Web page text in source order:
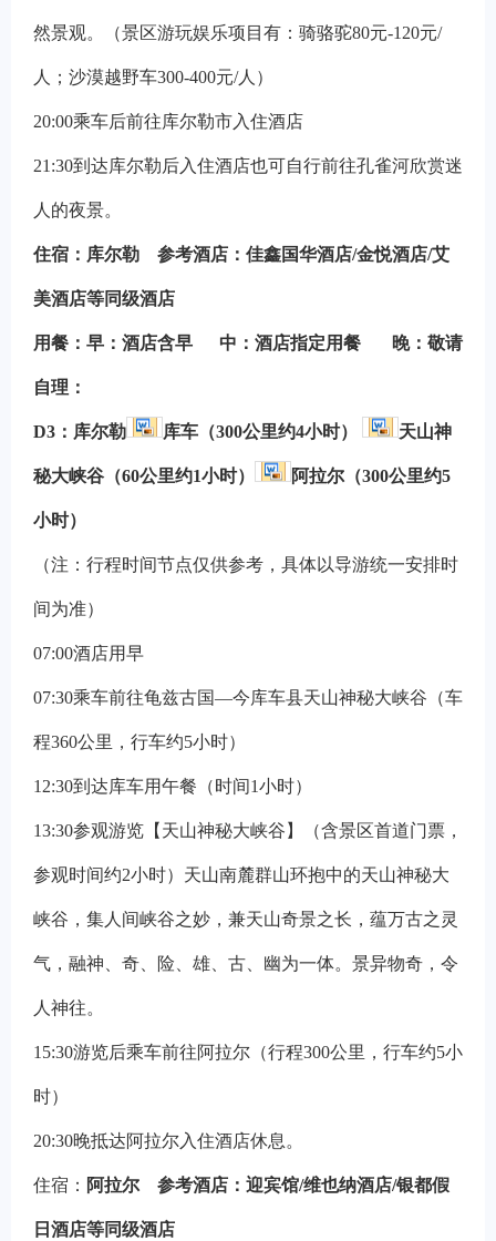
然景观。（景区游玩娱乐项目有：骑骆驼80元-120元/
人；沙漠越野车300-400元/人）
20:00乘车后前往库尔勒市入住酒店
21:30到达库尔勒后入住酒店也可自行前往孔雀河欣赏迷
人的夜景。
住宿：库尔勒 参考酒店：佳鑫国华酒店/金悦酒店/艾
美酒店等同级酒店
用餐：早：酒店含早 中：酒店指定用餐 晚：敬请
自理：
D3 ： 库尔勒 库车（300公里约4小时） 天山神
秘大峡谷（60公里约1小时） 阿拉尔（300公里约5
小时）
（注：行程时间节点仅供参考，具体以导游统一安排时
间为准）
07:00酒店用早
07:30乘车前往龟兹古国—今库车县天山神秘大峡谷（车
程360公里，行车约5小时）
12:30到达库车用午餐（时间1小时）
13:30参观游览【天山神秘大峡谷】（含景区首道门票，
参观时间约2小时）天山南麓群山环抱中的天山神秘大
峡谷，集人间峡谷之妙，兼天山奇景之长，蕴万古之灵
气，融神、奇、险、雄、古、幽为一体。景异物奇，令
人神往。
15:30游览后乘车前往阿拉尔（行程300公里，行车约5小
时）
20:30晚抵达阿拉尔入住酒店休息。
住宿： 阿拉尔 参考酒店：迎宾馆/维也纳酒店/银都假
日酒店等同级酒店